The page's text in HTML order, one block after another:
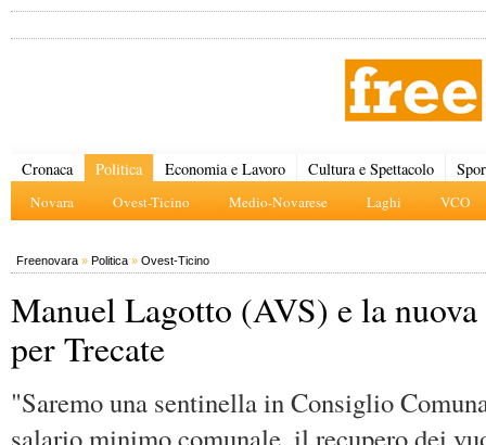
Cronaca Politica
Novara Ovest-Ticino Medio-Novarese Laghi VCO
Economia e Lavoro Cultura e Spettacolo
Freenovara » Politica » Ovest-Ticino
Manuel Lagotto (AVS) e la nuova
per Trecate
"Saremo una sentinella in Consiglio